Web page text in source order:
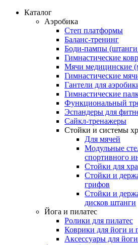
Каталог
Аэробика
Степ платформы
Баланс-тренинг
Боди-пампы (штанги
Гимнастические
Мячи медицинские
Гимнастические
Гантели для
Гимнастические
Функциональный
Эспандеры для
Сайкл-тренажеры
Стойки и системы
Для мячей
Модульные
спортивного
Стойки для
Стойки и
грифов
Стойки и
дисков штанги
Йога и пилатес
Ролики для пилатес
Коврики для йоги и
Аксессуары для